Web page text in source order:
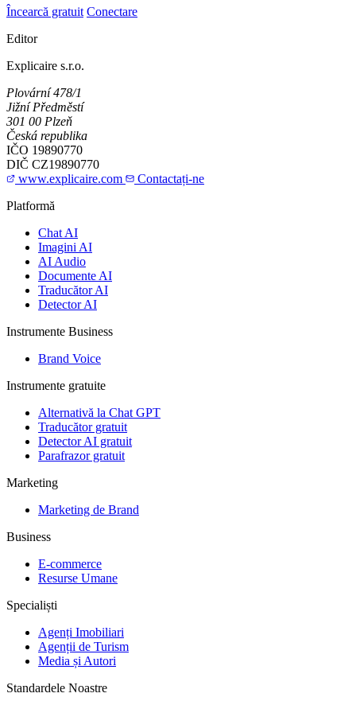
Încearcă gratuit Conectare
Editor
Explicaire s.r.o.
Plovární 478/1
Jižní Předměstí
301 00 Plzeň
Česká republika
IČO 19890770
DIČ CZ19890770
www.explicaire.com
Contactați-ne
Platformă
Chat AI
Imagini AI
AI Audio
Documente AI
Traducător AI
Detector AI
Instrumente Business
Brand Voice
Instrumente gratuite
Alternativă la Chat GPT
Traducător gratuit
Detector AI gratuit
Parafrazor gratuit
Marketing
Marketing de Brand
Business
E-commerce
Resurse Umane
Specialiști
Agenți Imobiliari
Agenții de Turism
Media și Autori
Standardele Noastre